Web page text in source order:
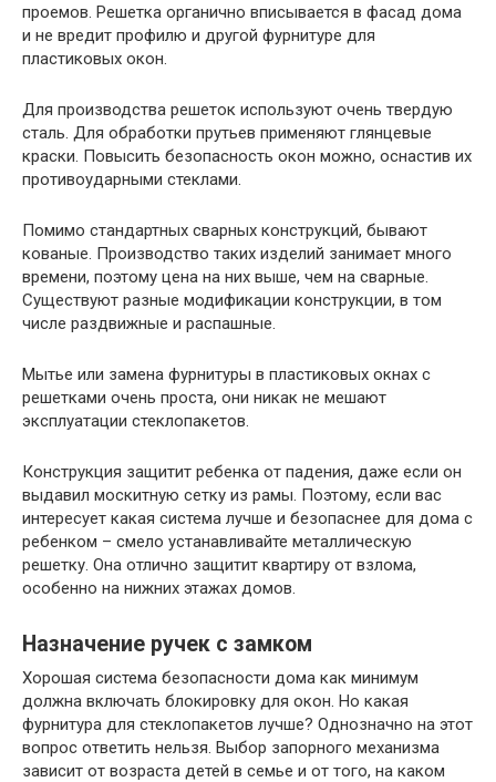
проемов. Решетка органично вписывается в фасад дома
и не вредит профилю и другой фурнитуре для
пластиковых окон.
Для производства решеток используют очень твердую
сталь. Для обработки прутьев применяют глянцевые
краски. Повысить безопасность окон можно, оснастив их
противоударными стеклами.
Помимо стандартных сварных конструкций, бывают
кованые. Производство таких изделий занимает много
времени, поэтому цена на них выше, чем на сварные.
Существуют разные модификации конструкции, в том
числе раздвижные и распашные.
Мытье или замена фурнитуры в пластиковых окнах с
решетками очень проста, они никак не мешают
эксплуатации стеклопакетов.
Конструкция защитит ребенка от падения, даже если он
выдавил москитную сетку из рамы. Поэтому, если вас
интересует какая система лучше и безопаснее для дома с
ребенком – смело устанавливайте металлическую
решетку. Она отлично защитит квартиру от взлома,
особенно на нижних этажах домов.
Назначение ручек с замком
Хорошая система безопасности дома как минимум
должна включать блокировку для окон. Но какая
фурнитура для стеклопакетов лучше? Однозначно на этот
вопрос ответить нельзя. Выбор запорного механизма
зависит от возраста детей в семье и от того, на каком